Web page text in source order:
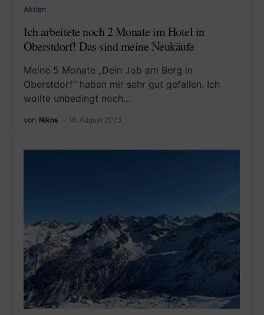
Aktien
Ich arbeitete noch 2 Monate im Hotel in
Oberstdorf! Das sind meine Neukäufe
Meine 5 Monate „Dein Job am Berg in
Oberstdorf“ haben mir sehr gut gefallen. Ich
wollte unbedingt noch…
von Nikos 18. August 2023